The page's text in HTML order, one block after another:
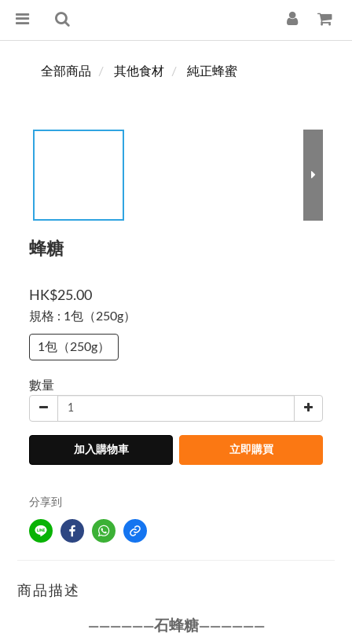
全部商品 其他食材 純正蜂蜜
蜂糖
HK$25.00
規格 : 1包（250g）
1包（250g）
數量
加入購物車 立即購買
分享到
商品描述
——————石蜂糖——————